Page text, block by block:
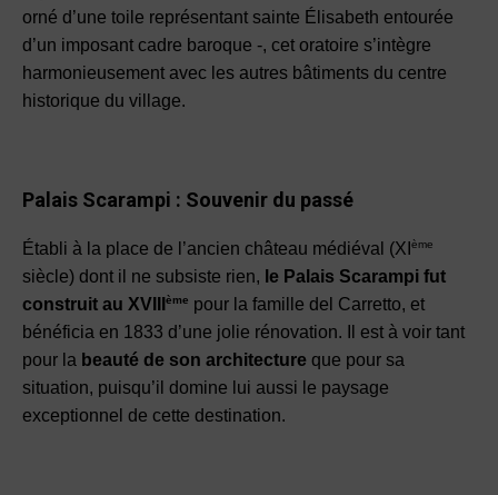
orné d’une toile représentant sainte Élisabeth entourée
d’un imposant cadre baroque -, cet oratoire s’intègre
harmonieusement avec les autres bâtiments du centre
historique du village.
Palais Scarampi : Souvenir du passé
Établi à la place de l’ancien château médiéval (XI ème
siècle) dont il ne subsiste rien, le Palais Scarampi fut
construit au XVIII
ème pour la famille del Carretto, et
bénéficia en 1833 d’une jolie rénovation. Il est à voir tant
pour la beauté de son architecture que pour sa
situation, puisqu’il domine lui aussi le paysage
exceptionnel de cette destination.